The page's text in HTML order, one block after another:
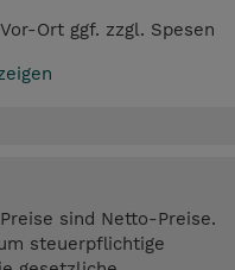
Ort ggf. zzgl. Spesen
sind Netto-Preise.
steuerpflichtige